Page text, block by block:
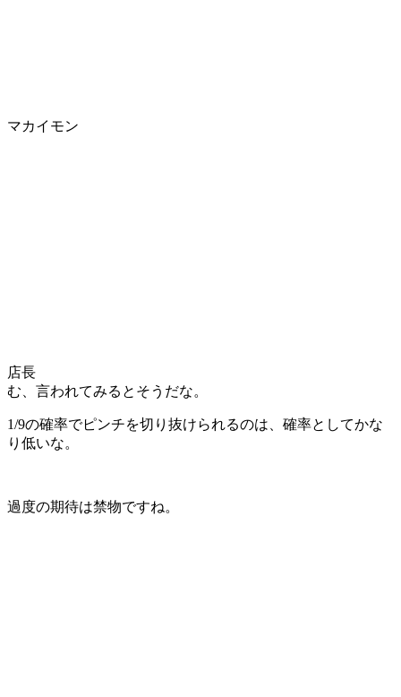
マカイモン
店長
む、言われてみるとそうだな。
1/9の確率でピンチを切り抜けられるのは、確率としてかな
り低いな。
過度の期待は禁物ですね。